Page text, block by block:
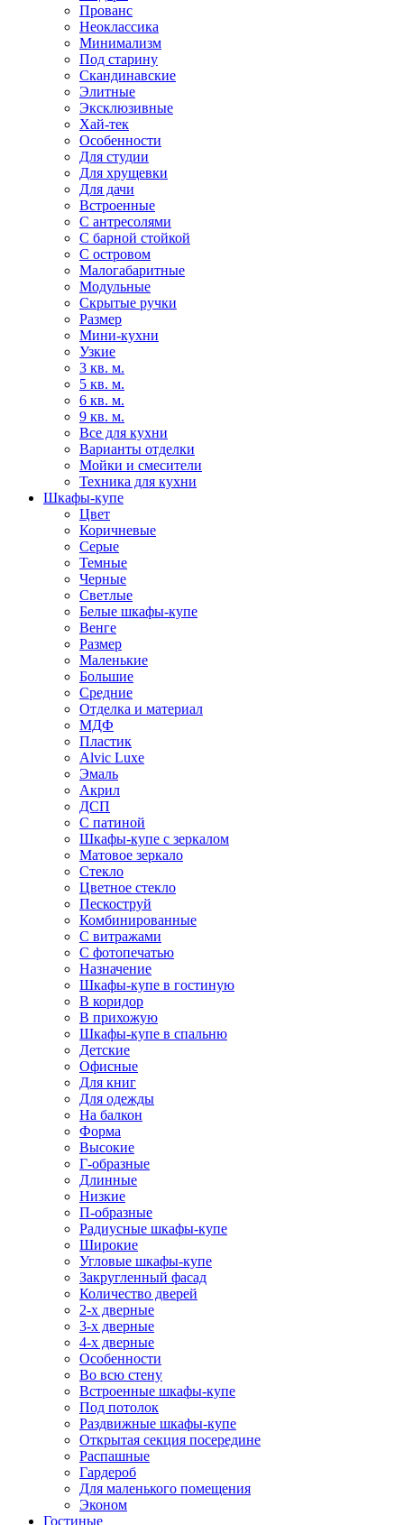
Прованс
Неоклассика
Минимализм
Под старину
Скандинавские
Элитные
Эксклюзивные
Хай-тек
Особенности
Для студии
Для хрущевки
Для дачи
Встроенные
С антресолями
С барной стойкой
С островом
Малогабаритные
Модульные
Скрытые ручки
Размер
Мини-кухни
Узкие
3 кв. м.
5 кв. м.
6 кв. м.
9 кв. м.
Все для кухни
Варианты отделки
Мойки и смесители
Техника для кухни
Шкафы-купе
Цвет
Коричневые
Серые
Темные
Черные
Светлые
Белые шкафы-купе
Венге
Размер
Маленькие
Большие
Средние
Отделка и материал
МДФ
Пластик
Alvic Luxe
Эмаль
Акрил
ДСП
С патиной
Шкафы-купе с зеркалом
Матовое зеркало
Стекло
Цветное стекло
Пескоструй
Комбинированные
С витражами
С фотопечатью
Назначение
Шкафы-купе в гостиную
В коридор
В прихожую
Шкафы-купе в спальню
Детские
Офисные
Для книг
Для одежды
На балкон
Форма
Высокие
Г-образные
Длинные
Низкие
П-образные
Радиусные шкафы-купе
Широкие
Угловые шкафы-купе
Закругленный фасад
Количество дверей
2-х дверные
3-х дверные
4-х дверные
Особенности
Во всю стену
Встроенные шкафы-купе
Под потолок
Раздвижные шкафы-купе
Открытая секция посередине
Распашные
Гардероб
Для маленького помещения
Эконом
Гостиные